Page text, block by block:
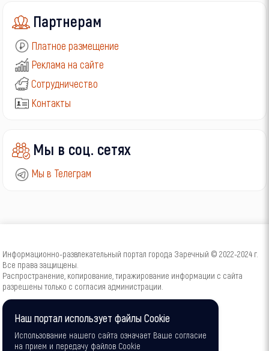
Партнерам
Платное размещение
Реклама на сайте
Сотрудничество
Контакты
Мы в соц. сетях
Мы в Телеграм
Информационно-развлекательный портал города Заречный © 2022-2024 г.
Все права защищены.
Распространение, копирование, тиражирование информации с сайта
разрешены только с согласия администрации.
16+Наш портал использует файлы Cookie
Использование нашего сайта означает Ваше согласие
на прием и передачу файлов Cookie